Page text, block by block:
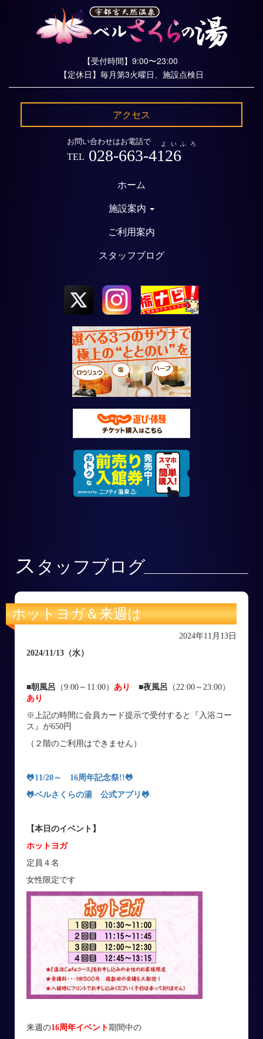
【受付時間】9:00〜23:00
【定休日】毎月第3火曜日、施設点検日
アクセス
お問い合わせはお電話で よいふろ
TEL 028-663-4126
ホーム
施設案内
ご利用案内
スタッフブログ
ス タッフブログ
ホットヨガ＆来週は
2024年11月13日
2024/11/13 （水）
■朝風呂 （9:00～11:00） あり ■夜風呂 （22:00～23:00）
あり
※上記の時間に会員カード提示で受付すると『入浴コー
ス』が650円
（２階のご利用はできません）
🐸11/20～ 16周年記念祭!!🐸
🐸ベルさくらの湯 公式アプリ 🐸
【本日のイベント】
ホットヨガ
定員４名
女性限定です
来週の16周年イベント期間中の